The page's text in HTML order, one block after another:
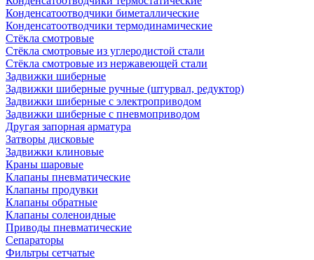
Конденсатоотводчики биметаллические
Конденсатоотводчики термодинамические
Стёкла смотровые
Стёкла смотровые из углеродистой стали
Стёкла смотровые из нержавеющей стали
Задвижки шиберные
Задвижки шиберные ручные (штурвал, редуктор)
Задвижки шиберные с электроприводом
Задвижки шиберные с пневмоприводом
Другая запорная арматура
Затворы дисковые
Задвижки клиновые
Краны шаровые
Клапаны пневматические
Клапаны продувки
Клапаны обратные
Клапаны соленоидные
Приводы пневматические
Сепараторы
Фильтры сетчатые